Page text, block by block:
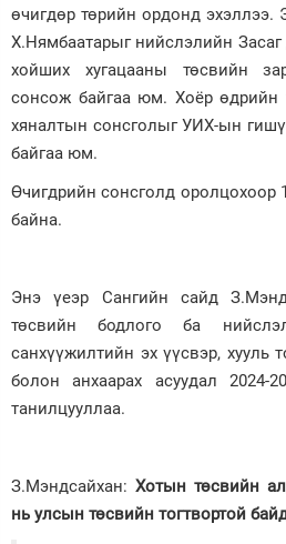
өчигдөр төрийн ордонд эхэллээ.
Х.Нямбаатарыг нийслэлийн
хойших хугацааны төсвийн
сонсож байгаа юм. Хоёр өдрийн
хяналтын сонсголыг УИХ-ын
байгаа юм.
Өчигдрийн сонсголд оролцохоор
байна.
Энэ үеэр Сангийн сайд
төсвийн бодлого ба
санхүүжилтийн эх үүсвэр, хууль
болон анхаарах асуудал 2024-
танилцууллаа.
З.Мэндсайхан: Хотын төсвийн
нь улсын төсвийн тогтвортой